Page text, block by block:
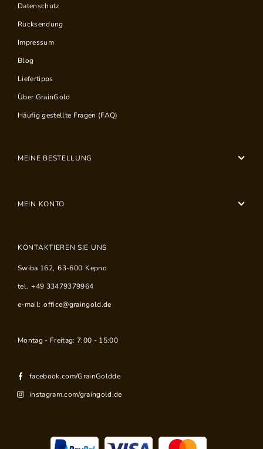
Datenschutz
Rücksendung
Impressum
Blog
Liefertipps
Über GrainGold
Häufig gestellte Fragen (FAQ)
MEINE BESTELLUNG
MEIN KONTO
KONTAKTIEREN SIE UNS
Swiba 162, 63-600 Kepno
tel. +49 33479379964
e-mail: office@graingold.de
Montag - Freitag: 7:00 - 15:00
facebook.com/GrainGoldde
instagram.com/graingold.de